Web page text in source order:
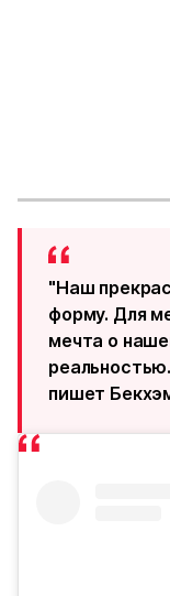
"Наш
форму. Для
мечта о
пишет